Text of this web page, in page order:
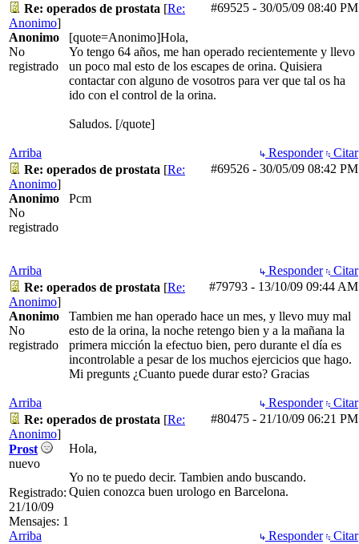
#69525 - 30/05/09 08:40 PM
Re: operados de prostata [Re:
Anonimo]
Anonimo
No
registrado
[quote=Anonimo]Hola,
Yo tengo 64 años, me han operado recientemente y llevo
un poco mal esto de los escapes de orina. Quisiera
contactar con alguno de vosotros para ver que tal os ha
ido con el control de la orina.
Saludos. [/quote]
Arriba Responder
Citar
#69526 - 30/05/09 08:42 PM
Re: operados de prostata [Re:
Anonimo]
Anonimo
No
registrado
Pcm
Arriba Responder
Citar
#79793 - 13/10/09 09:44 AM
Re: operados de prostata [Re:
Anonimo]
Anonimo
No
registrado
Tambien me han operado hace un mes, y llevo muy mal
esto de la orina, la noche retengo bien y a la mañana la
primera micción la efectuo bien, pero durante el día es
incontrolable a pesar de los muchos ejercicios que hago.
Mi pregunts ¿Cuanto puede durar esto? Gracias
Arriba Responder
Citar
#80475 - 21/10/09 06:21 PM
Re: operados de prostata [Re:
Anonimo]
Prost
nuevo
Registrado:
21/10/09
Mensajes: 1
Hola,
Yo no te puedo decir. Tambien ando buscando.
Quien conozca buen urologo en Barcelona.
Arriba Responder
Citar